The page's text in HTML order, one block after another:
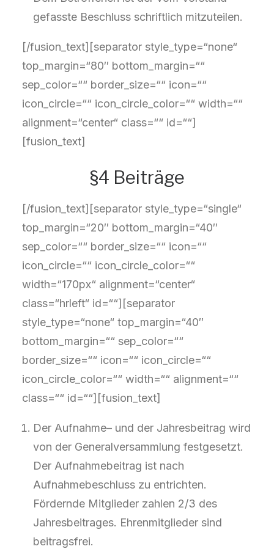
gefasste Beschluss schriftlich mitzuteilen.
[/fusion_text][separator style_type=“none“
top_margin=“80″ bottom_margin=““
sep_color=““ border_size=““ icon=““
icon_circle=““ icon_circle_color=““ width=““
alignment=“center“ class=““ id=““]
[fusion_text]
§4 Beiträge
[/fusion_text][separator style_type=“single“
top_margin=“20″ bottom_margin=“40″
sep_color=““ border_size=““ icon=““
icon_circle=““ icon_circle_color=““
width=“170px“ alignment=“center“
class=“hrleft“ id=““][separator
style_type=“none“ top_margin=“40″
bottom_margin=““ sep_color=““
border_size=““ icon=““ icon_circle=““
icon_circle_color=““ width=““ alignment=““
class=““ id=““][fusion_text]
Der Aufnahme– und der Jahresbeitrag wird
von der Generalversammlung festgesetzt.
Der Aufnahmebeitrag ist nach
Aufnahmebeschluss zu entrichten.
Fördernde Mitglieder zahlen 2/3 des
Jahresbeitrages. Ehrenmitglieder sind
beitragsfrei.